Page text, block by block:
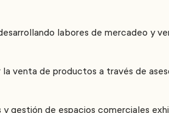
labores de mercadeo y
venta de productos a través de
gestión de espacios comerciales